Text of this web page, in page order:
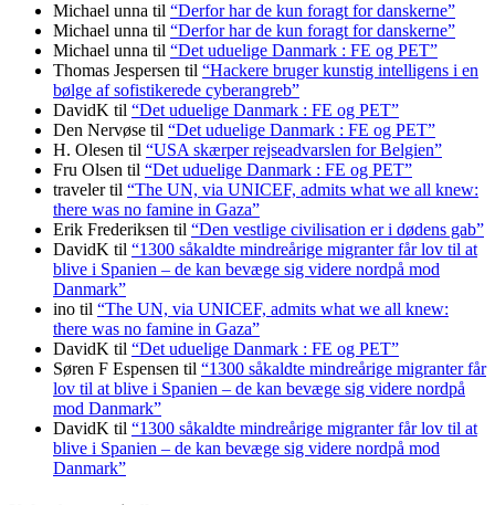
Michael unna til “Derfor har de kun foragt for danskerne”
Michael unna til “Derfor har de kun foragt for danskerne”
Michael unna til “Det uduelige Danmark : FE og PET”
Thomas Jespersen til “Hackere bruger kunstig intelligens i en
bølge af sofistikerede cyberangreb”
DavidK til “Det uduelige Danmark : FE og PET”
Den Nervøse til “Det uduelige Danmark : FE og PET”
H. Olesen til “USA skærper rejseadvarslen for Belgien”
Fru Olsen til “Det uduelige Danmark : FE og PET”
travelertil “The UN, via UNICEF, admits what we all knew:
there was no famine in Gaza”
Erik Frederiksen til “Den vestlige civilisation er i dødens gab”
DavidK til “1300 såkaldte mindreårige migranter får lov til at
blive i Spanien – de kan bevæge sig videre nordpå mod
Danmark”
ino til “The UN, via UNICEF, admits what we all knew:
there was no famine in Gaza”
DavidK til “Det uduelige Danmark : FE og PET”
Søren F Espensen til “1300 såkaldte mindreårige migranter får
lov til at blive i Spanien – de kan bevæge sig videre nordpå
mod Danmark”
DavidK til “1300 såkaldte mindreårige migranter får lov til at
blive i Spanien – de kan bevæge sig videre nordpå mod
Danmark”